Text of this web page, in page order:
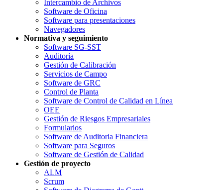
Intercambio de Archivos
Software de Oficina
Software para presentaciones
Navegadores
Normativa y seguimiento
Software SG-SST
Auditoría
Gestión de Calibración
Servicios de Campo
Software de GRC
Control de Planta
Software de Control de Calidad en Línea
OEE
Gestión de Riesgos Empresariales
Formularios
Software de Auditoria Financiera
Software para Seguros
Software de Gestión de Calidad
Gestión de proyecto
ALM
Scrum